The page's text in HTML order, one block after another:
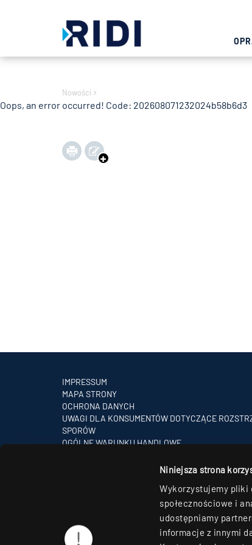
Niniejsza strona
Wykorzystujemy pliki
społecznościowe i
udostępniamy
informacje z innymi
Nowości
Oops, an error occurred! Code: 202608071232024b58b6d3
IMPRESSUM
MAPA STRONY
OCHRONA DANYCH
UWAGI DLA KONSUMENTÓW DOTYCZĄCE
SPORÓW
OGÓLNE WARUNKU HANDLOWE